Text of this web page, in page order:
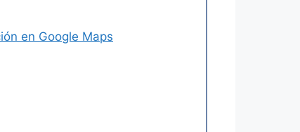
en Google Maps